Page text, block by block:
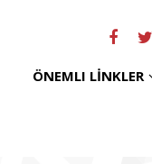
ÖNEMLI LINKLER